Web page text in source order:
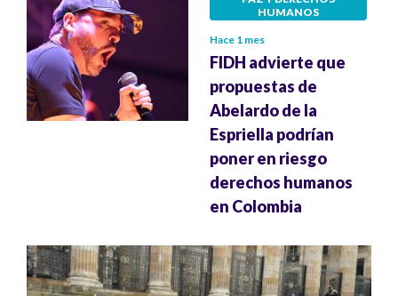
HUMANOS
Hace 1 mes
FIDH advierte que
propuestas de
Abelardo de la
Espriella podrían
poner en riesgo
derechos humanos
en Colombia